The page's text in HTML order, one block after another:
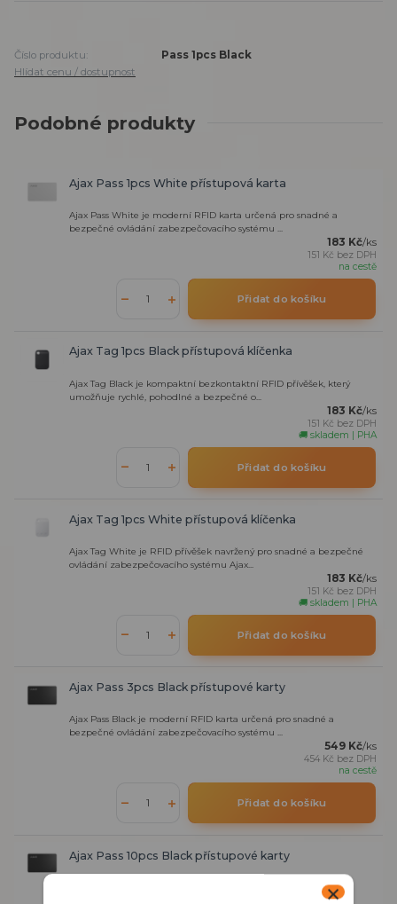
Číslo produktu:
Pass 1pcs Black
Hlídat cenu / dostupnost
Podobné produkty
Ajax Pass 1pcs White přístupová karta
Ajax Pass White je moderní RFID karta určená pro snadné a
bezpečné ovládání zabezpečovacího systému ...
183 Kč/ks
151 Kč bez DPH
na cestě
Přidat do košíku
Ajax Tag 1pcs Black přístupová klíčenka
Ajax Tag Black je kompaktní bezkontaktní RFID přívěšek, který
umožňuje rychlé, pohodlné a bezpečné o...
183 Kč/ks
151 Kč bez DPH
🚚 skladem | PHA
Přidat do košíku
Ajax Tag 1pcs White přístupová klíčenka
Ajax Tag White je RFID přívěšek navržený pro snadné a bezpečné
ovládání zabezpečovacího systému Ajax...
183 Kč/ks
151 Kč bez DPH
🚚 skladem | PHA
Přidat do košíku
Ajax Pass 3pcs Black přístupové karty
Ajax Pass Black je moderní RFID karta určená pro snadné a
bezpečné ovládání zabezpečovacího systému ...
549 Kč/ks
454 Kč bez DPH
na cestě
Přidat do košíku
Ajax Pass 10pcs Black přístupové karty
Ajax Pass Black je moderní RFID karta určená pro snadné a